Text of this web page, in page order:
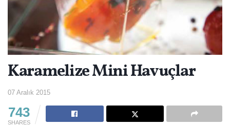
Karamelize Mini Havuçlar
07 Aralık 2015
743
SHARES